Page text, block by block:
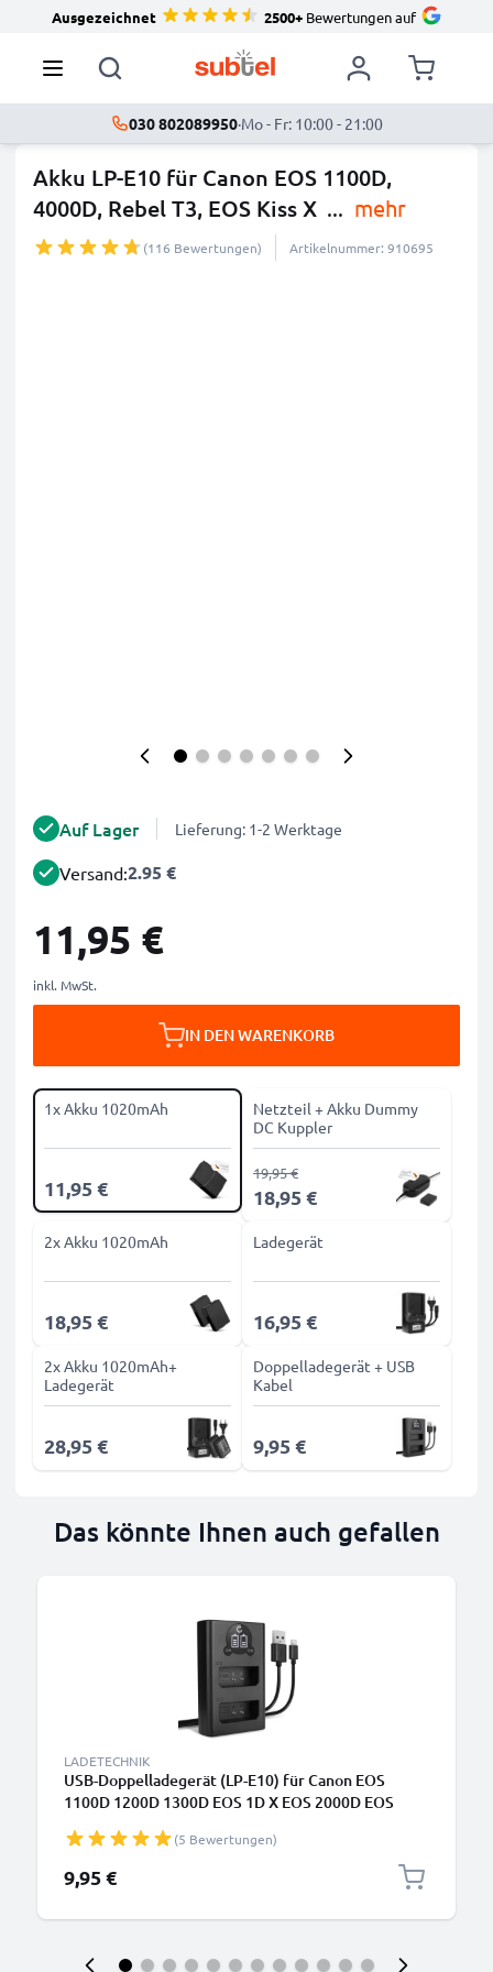
Ausgezeichnet 2500+Bewertungen auf
030 802089950·Mo - Fr: 10:00 - 21:00
Akku LP-E10 für Canon EOS 1100D,
4000D, Rebel T3, EOS Kiss X ... mehr
(116 Bewertungen) Artikelnummer: 910695
Auf Lager Lieferung: 1-2 Werktage
Versand:2.95 €
11,95 €
inkl. MwSt.
IN DEN WARENKORB
1x Akku 1020mAh
11,95 €
Netzteil + Akku Dummy
DC Kuppler
18,95 €
19,95 €
2x Akku 1020mAh
18,95 €
Ladegerät
16,95 €
2x Akku 1020mAh+
Ladegerät
28,95 €
Doppelladegerät + USB
Kabel
9,95 €
Das könnte Ihnen auch gefallen
LADETECHNIK
USB-Doppelladegerät (LP-E10) für Canon EOS
1100D 1200D 1300D EOS 1D X EOS 2000D EOS
Kabel von CELLONIC(5 Bewertungen)
9,95 €